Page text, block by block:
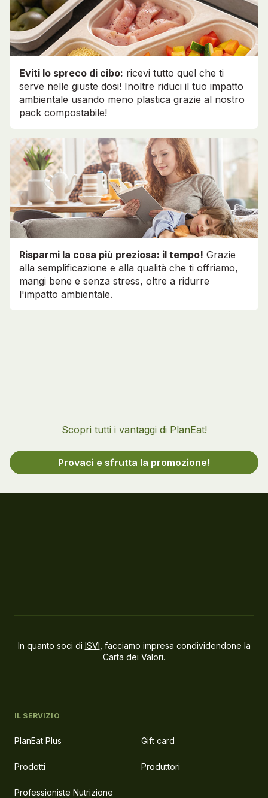
Eviti lo spreco di cibo: ricevi tutto quel che ti
serve nelle giuste dosi! Inoltre riduci il tuo impatto
ambientale usando meno plastica grazie al nostro
pack compostabile!
Risparmi la cosa più preziosa: il tempo! Grazie
alla semplificazione e alla qualità che ti offriamo,
mangi bene e senza stress, oltre a ridurre
l'impatto ambientale.
Scopri tutti i vantaggi di PlanEat!
Provaci e sfrutta la promozione!
In quanto soci di ISVI , facciamo impresa condividendone la
Carta dei Valori.
IL SERVIZIO
PlanEat Plus Gift card
Prodotti Produttori
Professioniste Nutrizione